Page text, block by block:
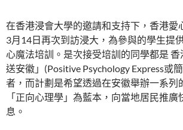
在香港浸會大學的邀請和支持下，香港愛
3月14日再次到訪浸大，為參與的學生提
心魔法培訓。是次接受培訓的同學都是
送安徽」(Positive Psychology Express或
者，而計劃是希望透過在安徽舉辦一系列
「正向心理學」為藍本，向當地居民推
息。